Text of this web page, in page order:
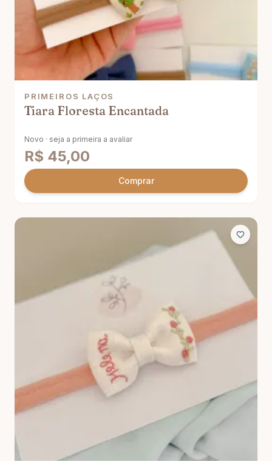
PRIMEIROS LAÇOS
Tiara Floresta Encantada
Novo · seja a primeira a avaliar
R$ 45,00
Comprar